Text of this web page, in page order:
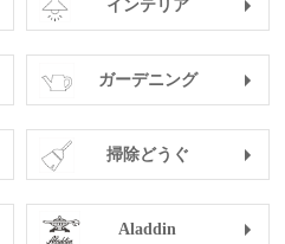
インテリア
ガーデニング
掃除どうぐ
Aladdin